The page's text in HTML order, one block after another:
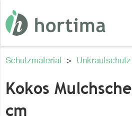
Schutzmaterial > Unkrautschutz
Kokos
cm